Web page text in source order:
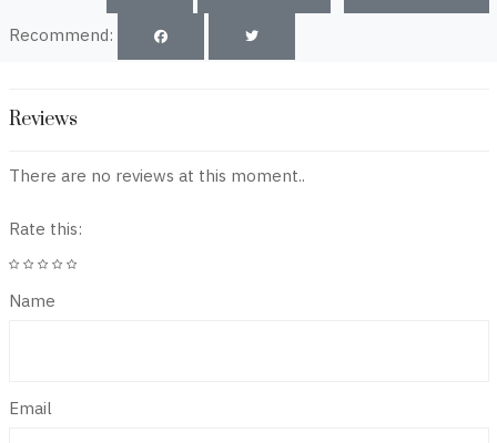
Recommend:
Reviews
There are no reviews at this moment..
Rate this:
Name
Email